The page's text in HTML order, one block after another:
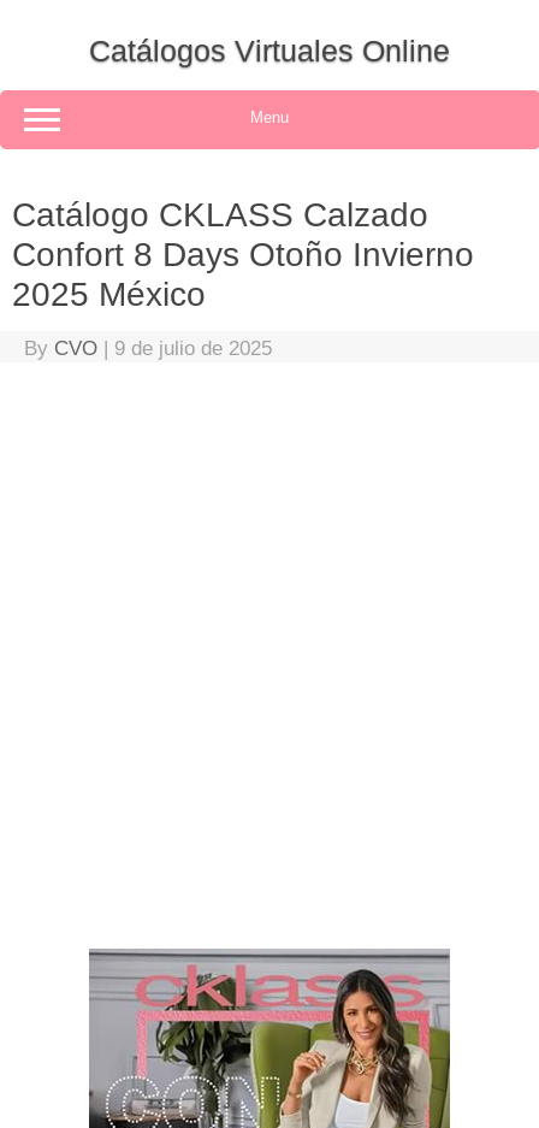
Catálogos Virtuales Online
Menu
Catálogo CKLASS Calzado
Confort 8 Days Otoño Invierno
2025 México
By CVO | 9 de julio de 2025